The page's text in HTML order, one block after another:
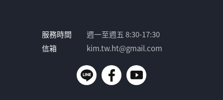
服務時間
週一至週五 8:30-17:30
信箱
kim.tw.ht@gmail.com